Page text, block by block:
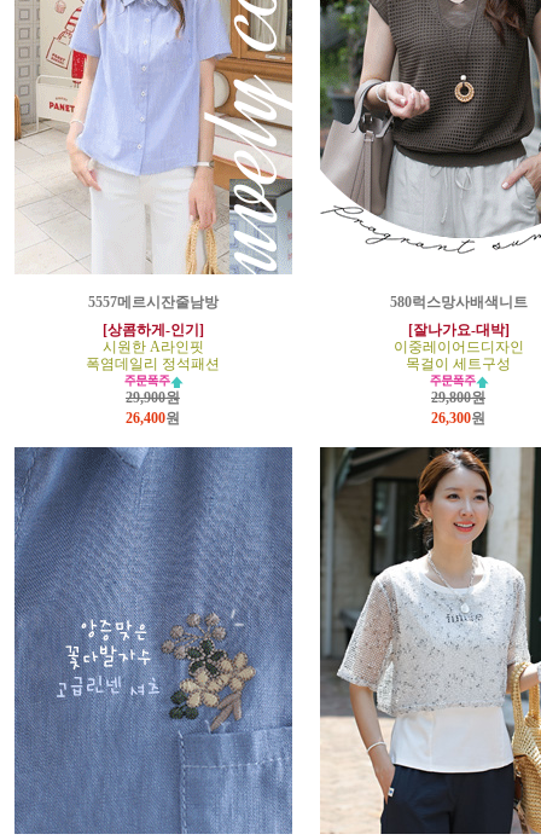
5557메르시잔줄남방
[상콤하게-인기]
시원한 A라인핏
폭염데일리 정석패션
29,900원
26,400원
580럭스망사배색니트
[잘나가요-대박]
이중레이어드디자인
목걸이 세트구성
29,800원
26,300원